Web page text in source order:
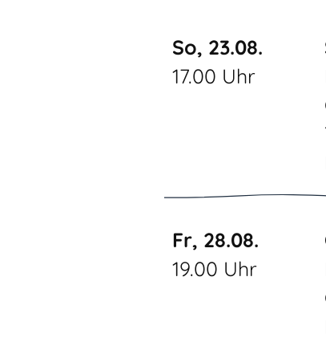
So, 23.08.
17.00 Uhr
Fr, 28.08.
19.00 Uhr